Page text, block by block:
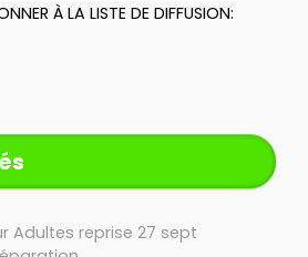
À LA LISTE DE DIFFUSION:
Adultes reprise 27 sept